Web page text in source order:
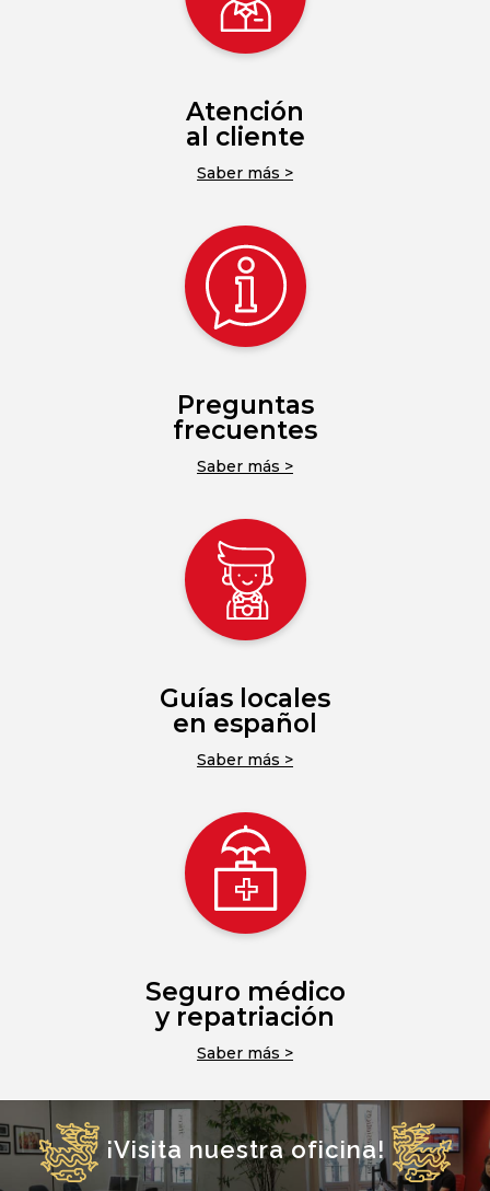
Atención
al cliente
Saber más >
Preguntas
frecuentes
Saber más >
Guías locales
en español
Saber más >
Seguro médico
y repatriación
Saber más >
¡Visita nuestra oficina!